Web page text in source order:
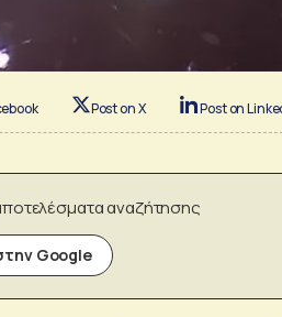
Post on X Post on
αναζήτησης
Google